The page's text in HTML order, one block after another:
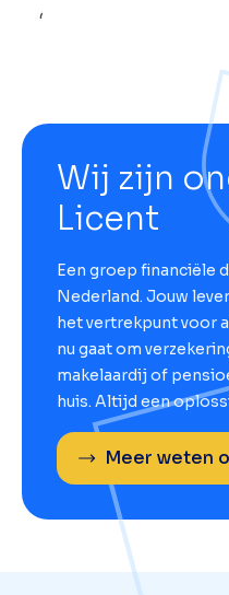
Wij zijn
Licent
Een groep financiële
Nederland. Jouw
het vertrekpunt voor
nu gaat om
makelaardij of
huis. Altijd een
Meer weten